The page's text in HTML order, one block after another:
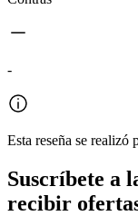
-
Esta reseña se
Suscríbete a
recibir